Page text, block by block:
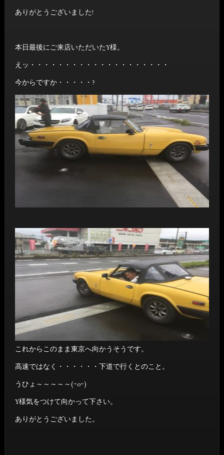
ありがとうございました!
本日最後にご来店いただいたY様。
えッ・・・・・・・・・・・・・・・・・・・・
今からですか・・・・・?
これからこのまま東京へ向かうそうです。
高速ではなく・・・・・・下道で行くとのこと。
うひょ～～～～～(~o~)
Y様気をつけて向かって下さい。
ありがとうございました。